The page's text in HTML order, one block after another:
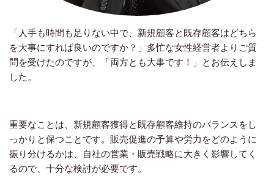
「人手も時間も足りない中で、新規顧客と既存顧客はどちら
を大事にすれば良いのですか？」多忙な女性経営者よりご質
問を受けたのですが、「両方とも大事です！」とお伝えしま
した。
重要なことは、新規顧客獲得と既存顧客維持のバランスをし
っかりと保つことです。販売促進の予算や労力をどのように
振り分けるかは、自社の営業・販売戦略に大きく影響してく
るので、十分な検討が必要です。